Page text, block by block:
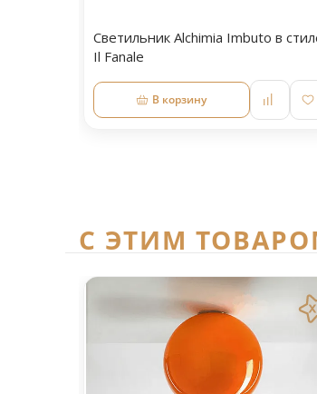
Светильник Alchimia Imbuto в
Il Fanale
В корзину
C ЭТИМ